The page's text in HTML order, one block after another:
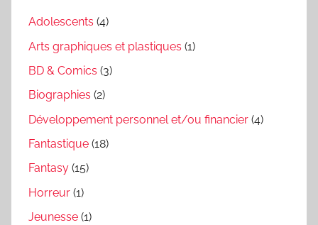
Adolescents (4)
Arts graphiques et plastiques (1)
BD & Comics (3)
Biographies (2)
Développement personnel et/ou financier (4)
Fantastique (18)
Fantasy (15)
Horreur (1)
Jeunesse (1)